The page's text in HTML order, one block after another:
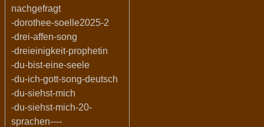
nachgefragt
-dorothee-soelle2025-2
-drei-affen-song
-dreieinigkeit-prophetin
-du-bist-eine-seele
-du-ich-gott-song-deutsch
-du-siehst-mich
-du-siehst-mich-20-
sprachen----